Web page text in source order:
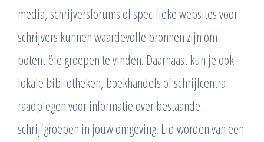
media, schrijversforums of specifieke websites voor
schrijvers kunnen waardevolle bronnen zijn om
potentiële groepen te vinden. Daarnaast kun je ook
lokale bibliotheken, boekhandels of schrijfcentra
raadplegen voor informatie over bestaande
schrijfgroepen in jouw omgeving. Lid worden van een